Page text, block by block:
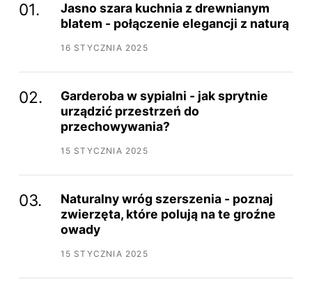
Jasno szara kuchnia z drewnianym
blatem - połączenie elegancji z naturą
16 STYCZNIA 2025
Garderoba w sypialni - jak sprytnie
urządzić przestrzeń do
przechowywania?
15 STYCZNIA 2025
Naturalny wróg szerszenia - poznaj
zwierzęta, które polują na te groźne
owady
15 STYCZNIA 2025